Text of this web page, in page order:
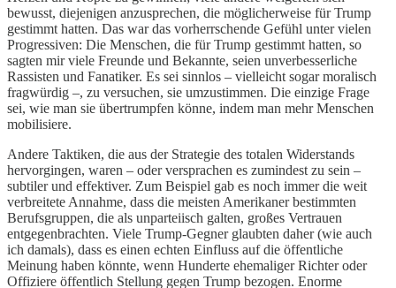
bewusst, diejenigen anzusprechen, die möglicherweise für Trump
gestimmt hatten. Das war das vorherrschende Gefühl unter vielen
Progressiven: Die Menschen, die für Trump gestimmt hatten, so
sagten mir viele Freunde und Bekannte, seien unverbesserliche
Rassisten und Fanatiker. Es sei sinnlos – vielleicht sogar moralisch
fragwürdig –, zu versuchen, sie umzustimmen. Die einzige Frage
sei, wie man sie übertrumpfen könne, indem man mehr Menschen
mobilisiere.
Andere Taktiken, die aus der Strategie des totalen Widerstands
hervorgingen, waren – oder versprachen es zumindest zu sein –
subtiler und effektiver. Zum Beispiel gab es noch immer die weit
verbreitete Annahme, dass die meisten Amerikaner bestimmten
Berufsgruppen, die als unparteiisch galten, großes Vertrauen
entgegenbrachten. Viele Trump-Gegner glaubten daher (wie auch
ich damals), dass es einen echten Einfluss auf die öffentliche
Meinung haben könnte, wenn Hunderte ehemaliger Richter oder
Offiziere öffentlich Stellung gegen Trump bezogen. Enorme